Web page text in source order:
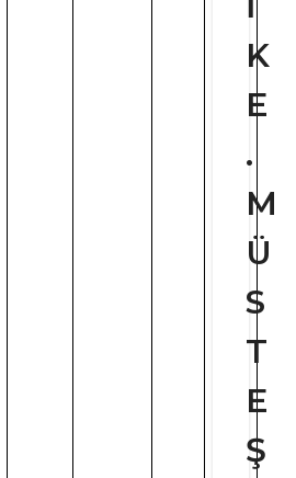
K
E
.
M
Ü
S
T
E
Ş